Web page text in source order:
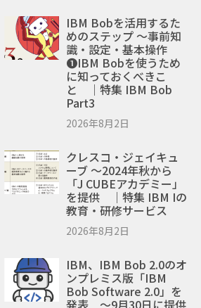
IBM Bobを活用するた
めのステップ ～事前知
識・設定・基本操作
❶IBM Bobを使うため
に知っておくべきこ
と ｜特集 IBM Bob
Part3
2026年8月2日
クレスコ・ジェイキュ
ーブ ～2024年秋から
「J CUBEアカデミー」
を提供 ｜特集 IBM Iの
教育・研修サービス
2026年8月2日
IBM、IBM Bob 2.0のオ
ンプレミス版「IBM
Bob Software 2.0」を
発表 ～9月30日に提供